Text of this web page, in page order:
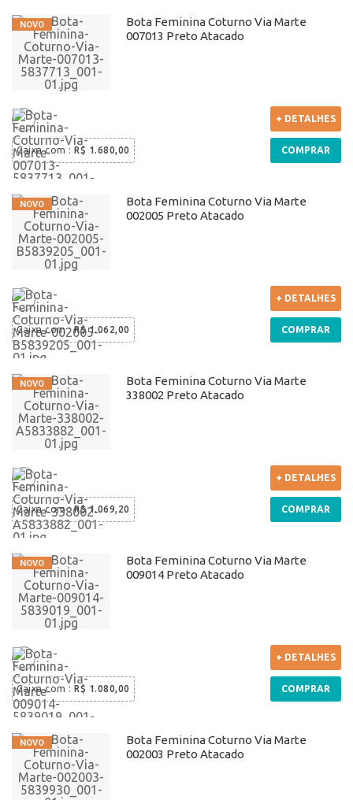
Bota Feminina Coturno Via Marte
007013 Preto Atacado
Caixa com : R$ 1.680,00
+ DETALHES
COMPRAR
Bota Feminina Coturno Via Marte
002005 Preto Atacado
Caixa com:R$ 1.062,00
+ DETALHES
COMPRAR
Bota Feminina Coturno Via Marte
338002 Preto Atacado
Caixa com:R$ 1.069,20
+ DETALHES
COMPRAR
Bota Feminina Coturno Via Marte
009014 Preto Atacado
Caixa com : R$ 1.080,00
+ DETALHES
COMPRAR
Bota Feminina Coturno Via Marte
002003 Preto Atacado